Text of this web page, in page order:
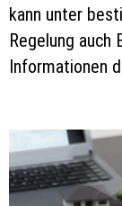
kann unter
Regelung auch
Informationen